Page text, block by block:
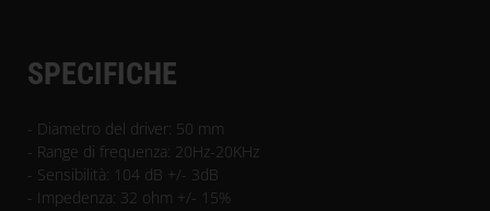
SPECIFICHE
- Diametro del driver: 50 mm
- Range di frequenza: 20Hz-20KHz
- Sensibilità: 104 dB +/- 3dB
- Impedenza: 32 ohm +/- 15%